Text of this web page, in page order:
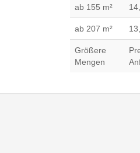
ab 155 m²
ab 207 m²
Größere
Mengen